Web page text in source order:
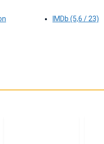
IMDb (5,6 / 23)